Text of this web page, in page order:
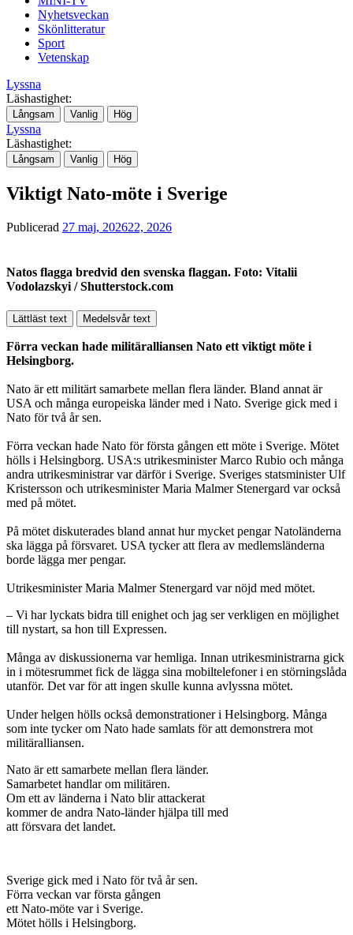
Nyhetsveckan
Skönlitteratur
Sport
Vetenskap
Lyssna
Läshastighet:
Långsam Vanlig Hög
Lyssna
Läshastighet:
Långsam Vanlig Hög
Viktigt Nato-möte i Sverige
Publicerad 27 maj, 202622, 2026
Natos flagga bredvid den svenska flaggan. Foto: Vitalii
Vodolazskyi / Shutterstock.com
Lättläst text Medelsvår text
Förra veckan hade militäralliansen Nato ett viktigt möte i
Helsingborg.
Nato är ett militärt samarbete mellan flera länder. Bland annat är
USA och många europeiska länder med i Nato. Sverige gick med i
Nato för två år sen.
Förra veckan hade Nato för första gången ett möte i Sverige. Mötet
hölls i Helsingborg. USA:s utrikesminister Marco Rubio och många
andra utrikesministrar var därför i Sverige. Sveriges statsminister Ulf
Kristersson och utrikesminister Maria Malmer Stenergard var också
med på mötet.
På mötet diskuterades bland annat hur mycket pengar Natoländerna
ska lägga på försvaret. USA tycker att flera av medlemsländerna
borde lägga mer pengar.
Utrikesminister Maria Malmer Stenergard var nöjd med mötet.
– Vi har lyckats bidra till enighet och jag ser verkligen en möjlighet
till nystart, sa hon till Expressen.
Många av diskussionerna var hemliga. Innan utrikesministrarna gick
in i mötesrummet fick de lägga sina mobiltelefoner i en störningslåda
utanför. Det var för att ingen skulle kunna avlyssna mötet.
Under helgen hölls också demonstrationer i Helsingborg. Många
som inte tycker om Nato hade samlats för att demonstrera mot
militäralliansen.
Nato är ett samarbete mellan flera länder.
Samarbetet handlar om militären.
Om ett av länderna i Nato blir attackerat
kommer de andra Nato-länder hjälpa till med
att försvara det landet.
Sverige gick med i Nato för två år sen.
Förra veckan var första gången
ett Nato-möte var i Sverige.
Mötet hölls i Helsingborg.